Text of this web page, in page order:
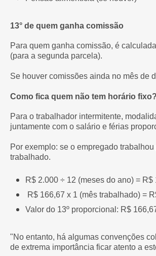
13° de quem ganha comissão
Para quem ganha comissão, é
(para a segunda parcela).
Se houver comissões ainda no mês de
Como fica quem não tem horário fixo?
Para o trabalhador intermitente,
juntamente com o salário e férias
Por exemplo: se o empregado
trabalhado.
R$ 2.000 ÷ 12 (meses do ano) = R$
R$ 166,67 x 1 (mês trabalhado) =
Valor do 13º proporcional: R$
"No entanto, há algumas convenções
de extrema importância ficar atento a